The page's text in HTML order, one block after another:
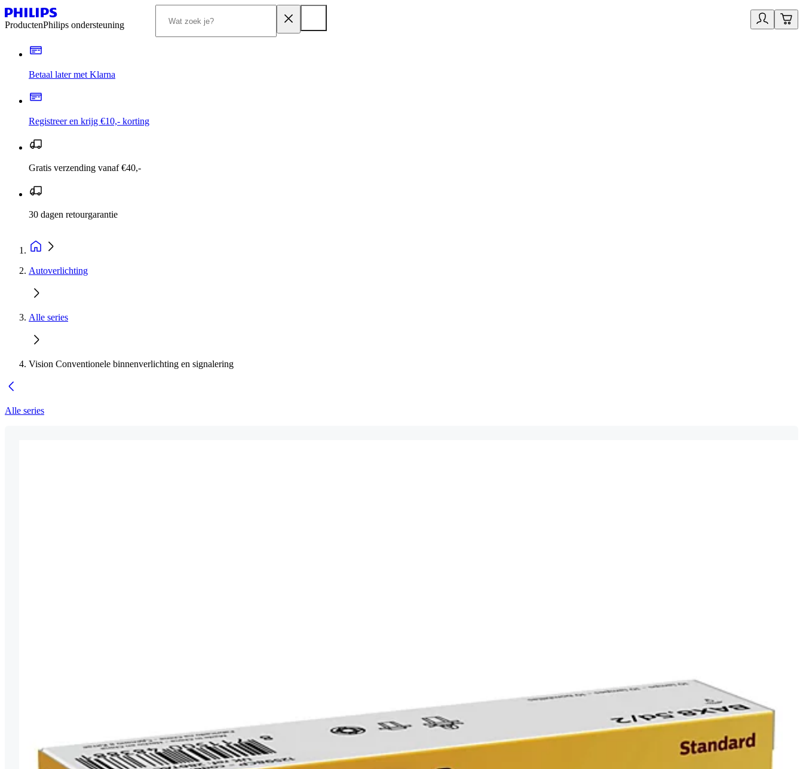
ProductenPhilips ondersteuning
Betaal later met Klarna
Registreer en krijg €10,- korting
Gratis verzending vanaf €40,-
30 dagen retourgarantie
Autoverlichting
Alle series
Vision Conventionele binnenverlichting en signalering
Alle series